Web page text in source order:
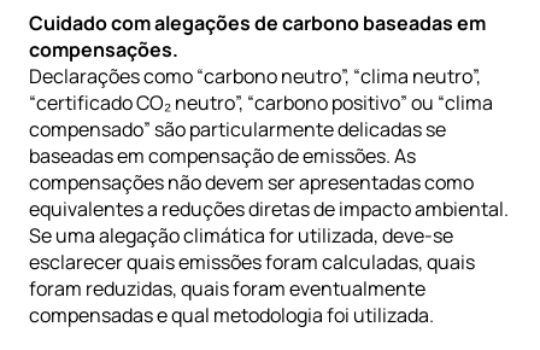
Cuidado com alegações de carbono baseadas em
compensações.
Declarações como “carbono neutro”, “clima neutro”,
“certificado CO₂ neutro”, “carbono positivo” ou “clima
compensado” são particularmente delicadas se
baseadas em compensação de emissões. As
compensações não devem ser apresentadas como
equivalentes a reduções diretas de impacto ambiental.
Se uma alegação climática for utilizada, deve-se
esclarecer quais emissões foram calculadas, quais
foram reduzidas, quais foram eventualmente
compensadas e qual metodologia foi utilizada.